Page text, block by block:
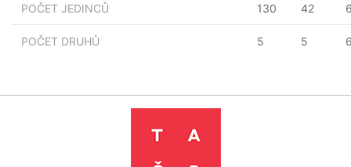
POČET JEDINCŮ 130 42
POČET DRUHŮ 5 5